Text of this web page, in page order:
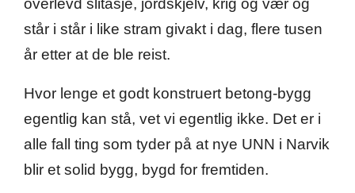
overlevd slitasje, jordskjelv, krig og vær og
står i står i like stram givakt i dag, flere tusen
år etter at de ble reist.
Hvor lenge et godt konstruert betong-bygg
egentlig kan stå, vet vi egentlig ikke. Det er i
alle fall ting som tyder på at nye UNN i Narvik
blir et solid bygg, bygd for fremtiden.